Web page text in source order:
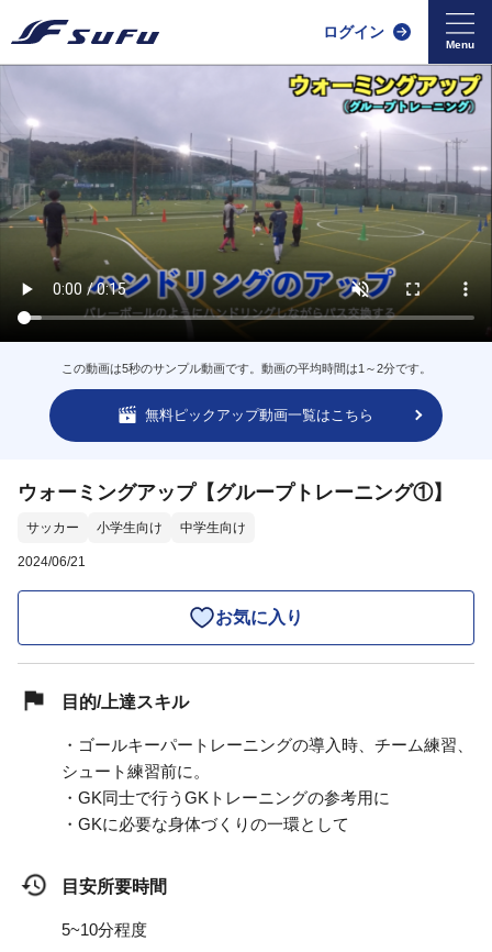
ログイン
この動画は5秒のサンプル動画です。動画の平均時間は1～2分です。
無料ピックアップ動画一覧はこちら
ウォーミングアップ【グループトレーニング①】
サッカー 小学生向け 中学生向け
2024/06/21
お気に入り
目的/上達スキル
・ゴールキーパートレーニングの導入時、チーム練習、
シュート練習前に。
・GK同士で行うGKトレーニングの参考用に
・GKに必要な身体づくりの一環として
目安所要時間
5~10分程度